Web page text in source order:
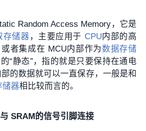
Random Access Memory，它是
存储器 ，主要应用于 CPU内部的高
者集成在 MCU内部作为数据存储
“静态”，指的就是只要保持在通电
的数据就可以一直保存，一般是和
储器相比较而言的。
SRAM的信号引脚连接